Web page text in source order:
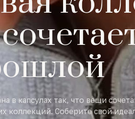
в капсулах так, что вещи
коллекций. Соберите свой